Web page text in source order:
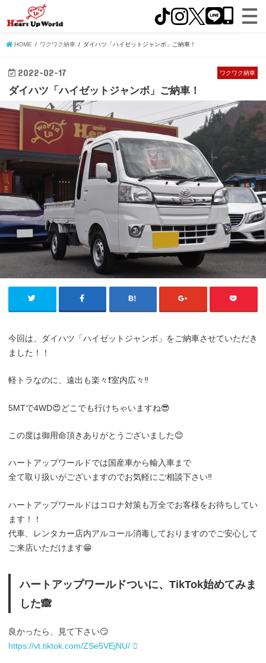
HOME ワクワク納車 ダイハツ「ハイゼットジャンボ」ご納車！
ワクワク納車
2022-02-17
ダイハツ「ハイゼットジャンボ」ご納車！
今回は、ダイハツ「ハイゼットジャンボ」をご納車させていただき
ました！！
軽トラなのに、遠出も楽々❗️室内広々‼️
5MTで4WD😍どこでも行けちゃいますね😎
この度は御用命頂きありがとうございました😊
ハートアップワールドでは国産車から輸入車まで
全て取り扱いがございますのでお気軽にご相談下さい‼️
ハートアップワールドはコロナ対策も万全でお客様をお待ちしてい
ます！！
代車、レンタカー店内アルコール消毒しておりますのでご安心して
ご来店いただけます😁
ハートアップワールドついに、TikTok始めてみま
した🙈
良かったら、見て下さい😏
https://vt.tiktok.com/ZSe5VEjNU/